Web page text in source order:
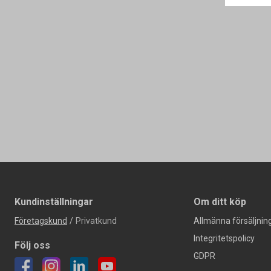
Kundinställningar
Företagskund / Privatkund
Följ oss
Om ditt köp
Allmänna
Integritetspolicy
GDPR